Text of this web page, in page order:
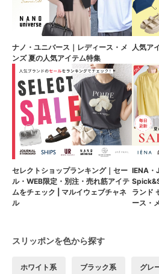
ナノ・ユニバース｜レディース・メ
ンズ 夏の人気アイテム特集
人気ア
セレクトショップランキング｜セー
ル・WEB限定・別注・売れ筋アイテ
ムをチェック | マルイウェブチャネ
ル
IENA・
ランド
ース・
スリッポンを色から探す
ホワイト系 ブラック系 グレ